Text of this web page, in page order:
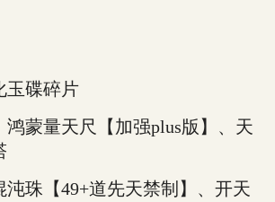
玉碟碎片
鸿蒙量天尺【加强plus版】、天
珠【49+道先天禁制】、开天